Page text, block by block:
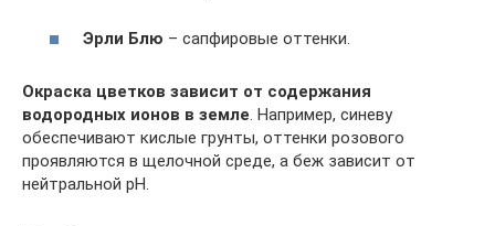
Эрли Блю – сапфировые оттенки.
Окраска цветков зависит от содержания
водородных ионов в земле. Например, синеву
обеспечивают кислые грунты, оттенки розового
проявляются в щелочной среде, а беж зависит от
нейтральной pH.